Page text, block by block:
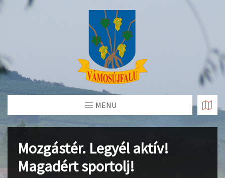
Skip
MENU
Mozgástér. Legyél aktív!
Magadért sportolj!